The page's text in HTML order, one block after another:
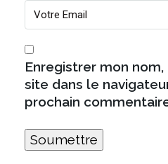
Enregistrer mon
site dans le
prochain